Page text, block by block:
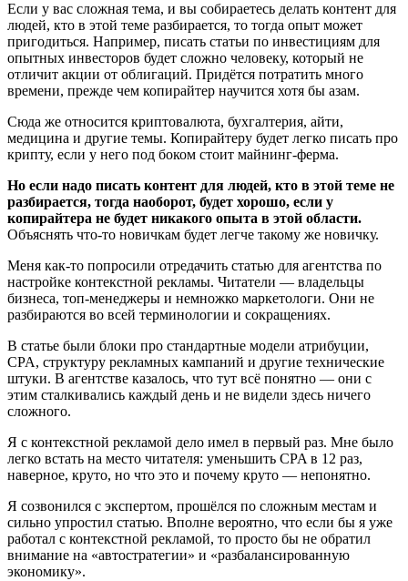
Если у вас сложная тема, и вы собираетесь делать контент для
людей, кто в этой теме разбирается, то тогда опыт может
пригодиться. Например, писать статьи по инвестициям для
опытных инвесторов будет сложно человеку, который не
отличит акции от облигаций. Придётся потратить много
времени, прежде чем копирайтер научится хотя бы азам.
Сюда же относится криптовалюта, бухгалтерия, айти,
медицина и другие темы. Копирайтеру будет легко писать про
крипту, если у него под боком стоит майнинг-ферма.
Но если надо писать контент для людей, кто в этой теме не
разбирается, тогда наоборот, будет хорошо, если у
копирайтера не будет никакого опыта в этой области.
Объяснять что-то новичкам будет легче такому же новичку.
Меня как-то попросили отредачить статью для агентства по
настройке контекстной рекламы. Читатели — владельцы
бизнеса, топ-менеджеры и немножко маркетологи. Они не
разбираются во всей терминологии и сокращениях.
В статье были блоки про стандартные модели атрибуции,
CPA, структуру рекламных кампаний и другие технические
штуки. В агентстве казалось, что тут всё понятно — они с
этим сталкивались каждый день и не видели здесь ничего
сложного.
Я с контекстной рекламой дело имел в первый раз. Мне было
легко встать на место читателя: уменьшить CPA в 12 раз,
наверное, круто, но что это и почему круто — непонятно.
Я созвонился с экспертом, прошёлся по сложным местам и
сильно упростил статью. Вполне вероятно, что если бы я уже
работал с контекстной рекламой, то просто бы не обратил
внимание на «автостратегии» и «разбалансированную
экономику».